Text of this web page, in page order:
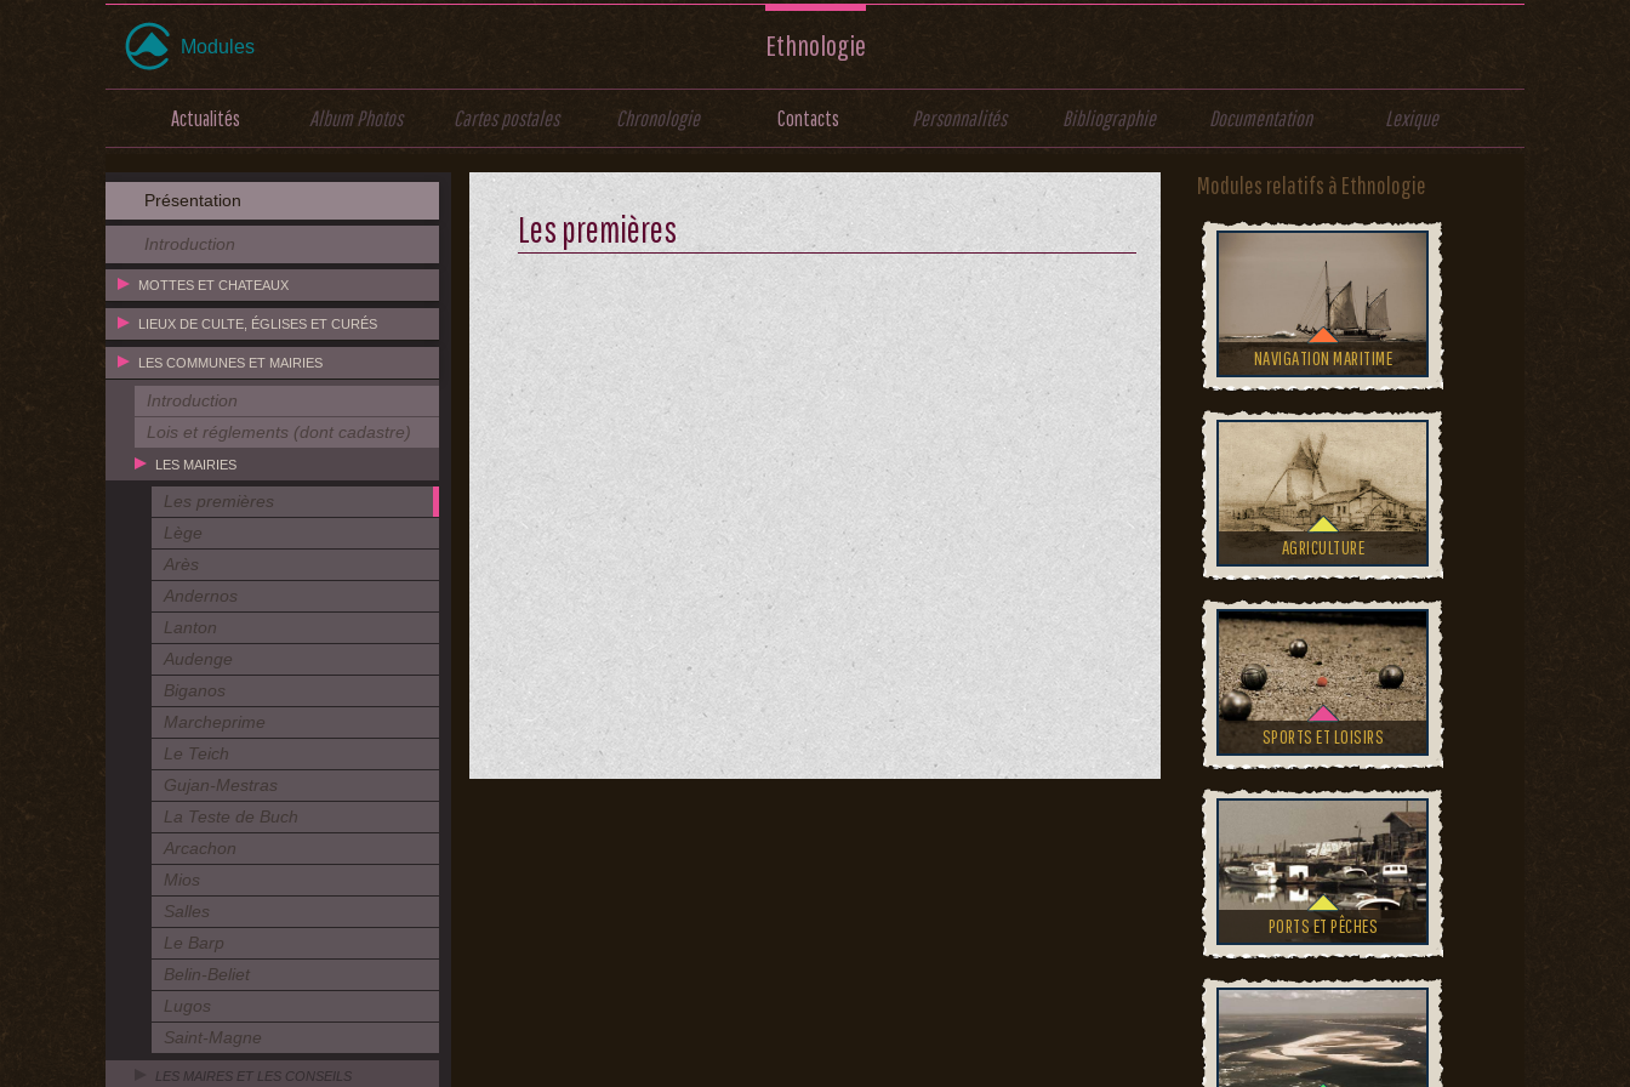
Modules Ethnologie
Actualités Album Photos Cartes postales Chronologie Contacts Personnalités Bibliographie Documentation Lexique
Présentation
Introduction
MOTTES ET CHATEAUX
LIEUX DE CULTE, ÉGLISES ET CURÉS
LES COMMUNES ET MAIRIES
Introduction
Lois et réglements (dont cadastre)
LES MAIRIES
Les premières
Lège
Arès
Andernos
Lanton
Audenge
Biganos
Marcheprime
Le Teich
Gujan-Mestras
La Teste de Buch
Arcachon
Mios
Salles
Le Barp
Belin-Beliet
Lugos
Saint-Magne
LES MAIRES ET LES CONSEILS
Les premières
Modules relatifs à Ethnologie
NAVIGATION MARITIME
AGRICULTURE
SPORTS ET LOISIRS
PORTS ET PÊCHES